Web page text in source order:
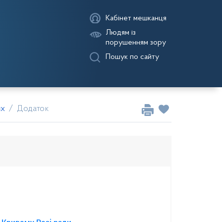
Кабінет мешканця
Людям із
порушенням зору
Пошук по сайту
Додаток